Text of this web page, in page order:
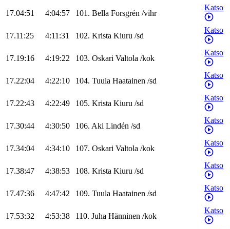
17.04:51 4:04:57 101. Bella Forsgrén /vihr
Katso
17.11:25 4:11:31 102. Krista Kiuru /sd
Katso
17.19:16 4:19:22 103. Oskari Valtola /kok
Katso
17.22:04 4:22:10 104. Tuula Haatainen /sd
Katso
17.22:43 4:22:49 105. Krista Kiuru /sd
Katso
17.30:44 4:30:50 106. Aki Lindén /sd
Katso
17.34:04 4:34:10 107. Oskari Valtola /kok
Katso
17.38:47 4:38:53 108. Krista Kiuru /sd
Katso
17.47:36 4:47:42 109. Tuula Haatainen /sd
Katso
17.53:32 4:53:38 110. Juha Hänninen /kok
Katso